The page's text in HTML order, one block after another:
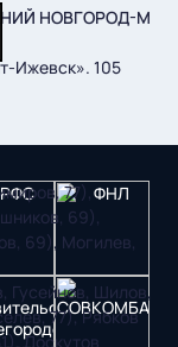
НОВГОРОД-М
Ижевск». 105
77),
69),
69), Могилев,
Гусейнов, Шилов,
77), Рябков
Лоскутов